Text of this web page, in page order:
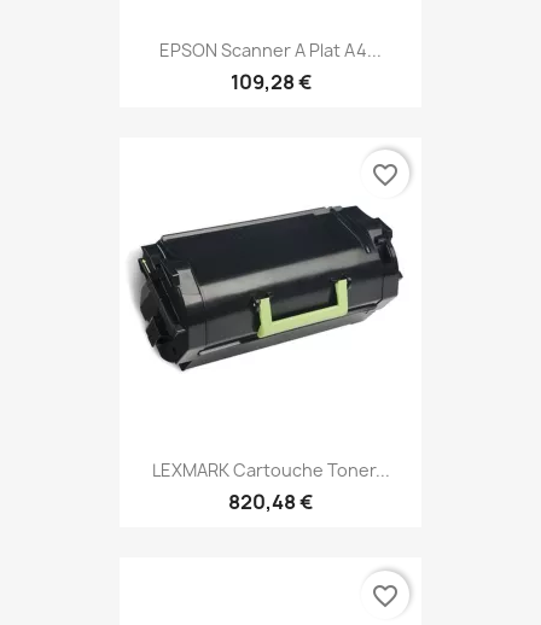
EPSON Scanner A Plat A4...
109,28 €
LEXMARK Cartouche Toner...
820,48 €
favorite_border
favorite_border